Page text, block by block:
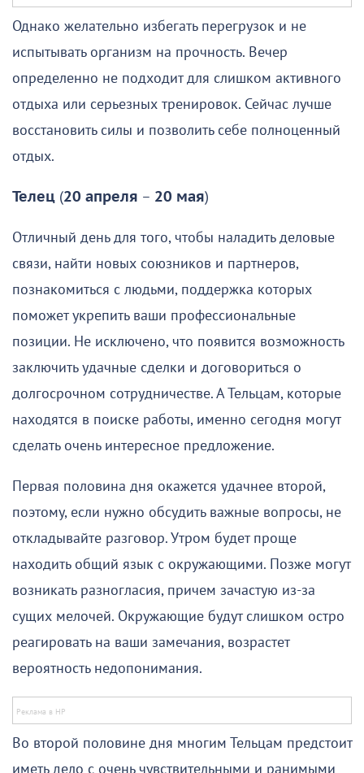
Однако желательно избегать перегрузок и не
испытывать организм на прочность. Вечер
определенно не подходит для слишком активного
отдыха или серьезных тренировок. Сейчас лучше
восстановить силы и позволить себе полноценный
отдых.
Телец (20 апреля – 20 мая)
Отличный день для того, чтобы наладить деловые
связи, найти новых союзников и партнеров,
познакомиться с людьми, поддержка которых
поможет укрепить ваши профессиональные
позиции. Не исключено, что появится возможность
заключить удачные сделки и договориться о
долгосрочном сотрудничестве. А Тельцам, которые
находятся в поиске работы, именно сегодня могут
сделать очень интересное предложение.
Первая половина дня окажется удачнее второй,
поэтому, если нужно обсудить важные вопросы, не
откладывайте разговор. Утром будет проще
находить общий язык с окружающими. Позже могут
возникать разногласия, причем зачастую из-за
сущих мелочей. Окружающие будут слишком остро
реагировать на ваши замечания, возрастет
вероятность недопонимания.
Во второй половине дня многим Тельцам предстоит
иметь дело с очень чувствительными и ранимыми